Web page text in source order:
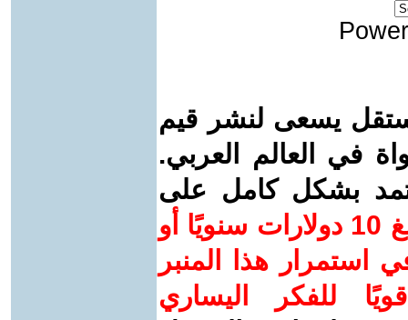
يسعى لنشر قيم
في العالم العربي.
بشكل كامل على
ساهم/ي معنا! بدعمكم بمبلغ 10 دولارات سنويًا أو
استمرار هذا المنبر
للفكر اليساري